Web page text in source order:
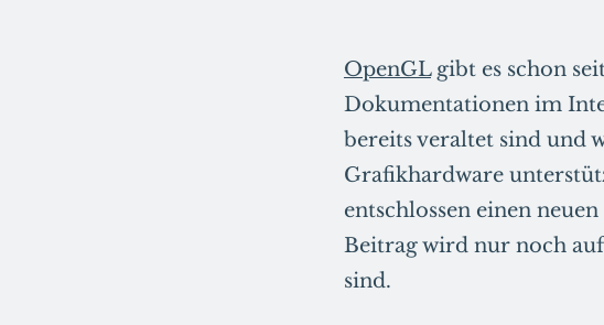
OpenGLgibt es schon
Dokumentationen im
bereits veraltet sind und
Grafikhardware
entschlossen einen
Beitrag wird nur noch
sind.